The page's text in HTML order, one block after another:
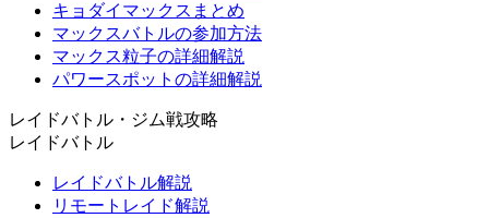
キョダイマックスまとめ
マックスバトルの参加方法
マックス粒子の詳細解説
パワースポットの詳細解説
レイドバトル・ジム戦攻略
レイドバトル
レイドバトル解説
リモートレイド解説